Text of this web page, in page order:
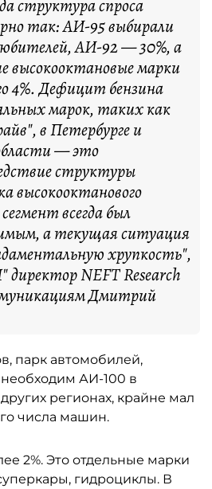
структура спроса
так: АИ-95 выбирали
АИ-92 — 30%, а
высокооктановые марки
4%. Дефицит бензина
марок, таких как
в Петербурге и
— это
структуры
высокооктанового
всегда был
а текущая ситуация
хрупкость",
директор NEFT Research
Дмитрий
парк автомобилей,
АИ-100 в
регионах, крайне мал
числа машин.
2%. Это отдельные марки
гидроциклы. В